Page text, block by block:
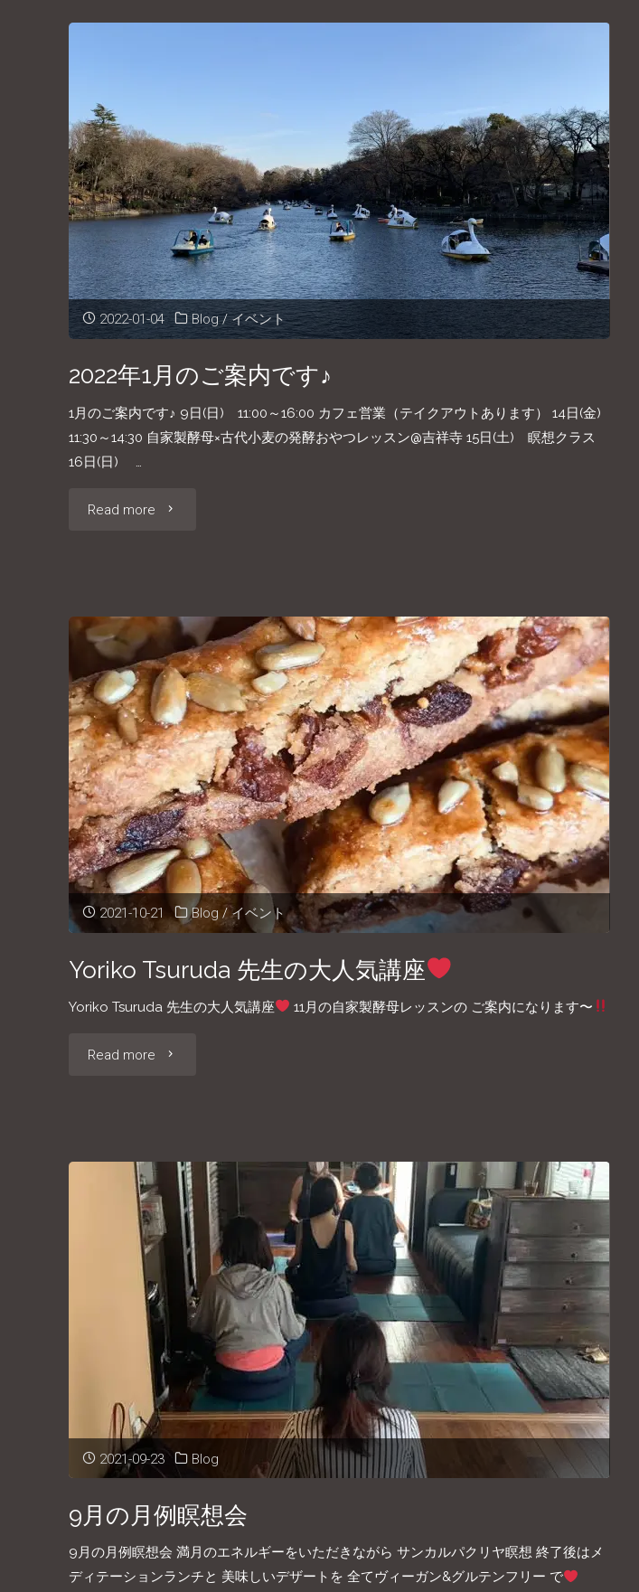
2022-01-04 Blog / イベント
2022年1月のご案内です♪
1月のご案内です♪ 9日(日) 11:00～16:00 カフェ営業（テイクアウトあります） 14日(金)
11:30～14:30 自家製酵母×古代小麦の発酵おやつレッスン@吉祥寺 15日(土) 瞑想クラス
16日(日) …
Read more "2022
月
の
ご
案
内
で
す
♪"
2021-10-21 Blog / イベント
Yoriko Tsuruda 先生の大人気講座
Yoriko Tsuruda 先生の大人気講座 11月の自家製酵母レッスンの ご案内になります〜
Read more "Yoriko
の
人
気
講
座
2021-09-23 Blog
9月の月例瞑想会
9月の月例瞑想会 満月のエネルギーをいただきながら サンカルパクリヤ瞑想 終了後はメ
ディテーションランチと 美味しいデザートを 全てヴィーガン&グルテンフリー で